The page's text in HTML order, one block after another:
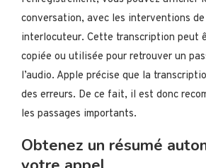
conversation, avec les interventions de
interlocuteur. Cette transcription peut
copiée ou utilisée pour retrouver un
l’audio. Apple précise que la
des erreurs. De ce fait, il est donc
les passages importants.
Obtenez un résumé